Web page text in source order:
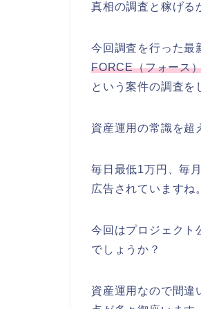
真相の調査と稼げる
今回調査を行った最
FORCE（フォース
という案件の調査を
資産運用の常識を超
毎日最低1万円、毎
広告されていますね。
今回はプロジェクト
でしょうか？
資産運用なので間違